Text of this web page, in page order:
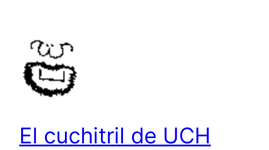
contenido
El cuchitril de UCH